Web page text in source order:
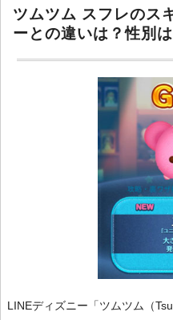
ツムツム スフレのス
ーとの違いは？性別
LINEディズニー「ツムツム（